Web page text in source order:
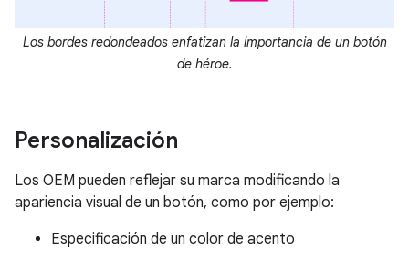
Los bordes redondeados enfatizan la importancia de un botón
de héroe.
Personalización
Los OEM pueden reflejar su marca modificando la
apariencia visual de un botón, como por ejemplo:
Especificación de un color de acento